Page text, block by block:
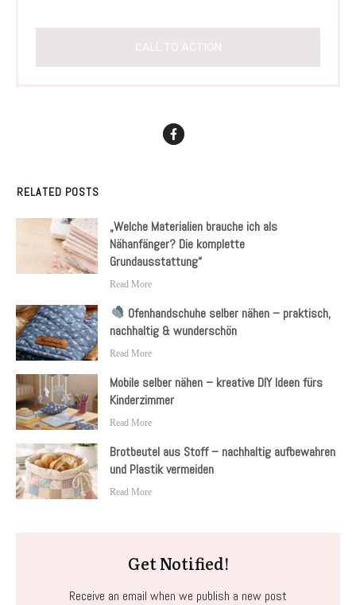
CALL TO ACTION
RELATED POSTS
„Welche Materialien brauche ich als
Nähanfänger? Die komplette
Grundausstattung“
Read More
Ofenhandschuhe selber nähen – praktisch,
nachhaltig & wunderschön
Read More
Mobile selber nähen – kreative DIY Ideen fürs
Kinderzimmer
Read More
Brotbeutel aus Stoff – nachhaltig aufbewahren
und Plastik vermeiden
Read More
Get Notified!
Receive an email when we publish a new post